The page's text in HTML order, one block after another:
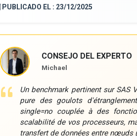
PUBLICADO EL : 23/12/2025
CONSEJO DEL EXPERTO
Michael
Un benchmark pertinent sur
pure des goulots
single=no couplée à des
scalabilité de vos processeurs,
transfert de données entre